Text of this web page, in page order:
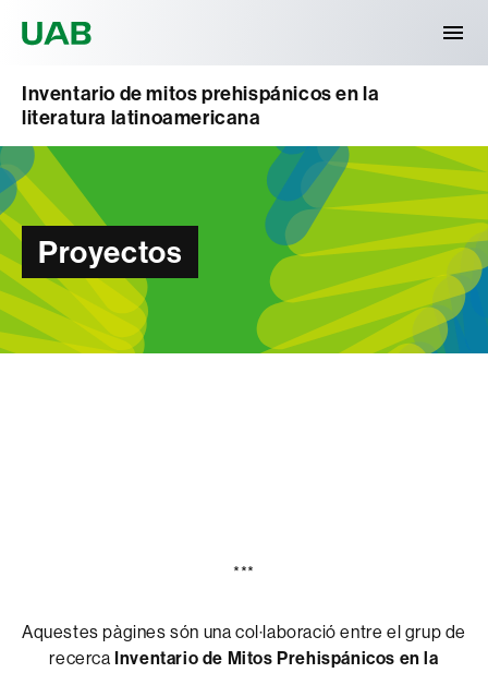
Inventario de mitos prehispánicos en la
literatura latinoamericana
Proyectos
***
Aquestes pàgines són una col·laboració entre el grup de
recercaInventario de Mitos Prehispánicos en la